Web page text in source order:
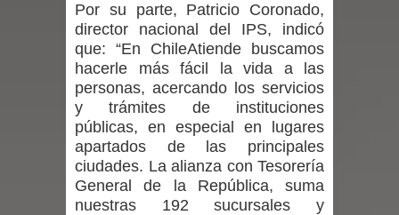
impacto ambiental
INDAP entregó $189 millones en
incentivos a usuarios de PRODESAL
de la provincia de Linares
Municipalidad de Curicó apuesta a la
innovación en tecnología educativa
Por su parte, Patricio Coronado,
director nacional del IPS, indicó
que: “En ChileAtiende buscamos
hacerle más fácil la vida a las
personas, acercando los servicios
y trámites de instituciones
públicas, en especial en lugares
apartados de las principales
ciudades. La alianza con Tesorería
General de la República, suma
nuestras 192 sucursales y